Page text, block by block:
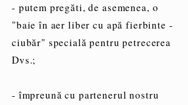
- putem pregăti, de asemenea, o
"baie în aer liber cu apă fierbinte -
ciubăr" specială pentru petrecerea
Dvs.;
- împreună cu partenerul nostru